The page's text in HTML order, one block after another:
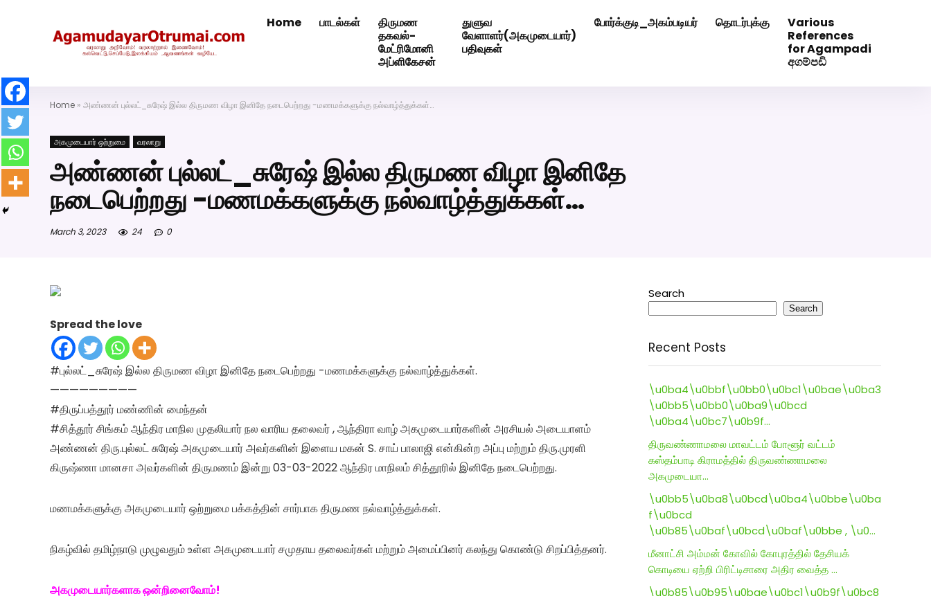
Home பாடல்கள்
திருமண
தகவல்-
மேட்ரிமோனி
அப்ளிகேசன்
துளுவ
வேளாளர்(அகமுடையார்)
பதிவுகள்
போர்க்குடி_அகம்படியர் தொடர்புக்கு
Various
References
for Agampadi
අගම්පඩි
Home » அண்ணன் புல்லட்_சுரேஷ் இல்ல திருமண விழா இனிதே நடைபெற்றது -மணமக்களுக்கு நல்வாழ்த்துக்கள்…
அகமுடையார் ஒற்றுமை வரலாறு
அண்ணன் புல்லட்_சுரேஷ் இல்ல திருமண விழா இனிதே
நடைபெற்றது -மணமக்களுக்கு நல்வாழ்த்துக்கள்…
March 3, 2023 24 0
Spread the love
#புல்லட்_சுரேஷ் இல்ல திருமண விழா இனிதே நடைபெற்றது -மணமக்களுக்கு நல்வாழ்த்துக்கள்.
—————————
#திருப்பத்தூர் மண்ணின் மைந்தன்
#சித்தூர் சிங்கம் ஆந்திர மாநில முதலியார் நல வாரிய தலைவர் , ஆந்திரா வாழ் அகமுடையார்களின் அரசியல் அடையாளம்
அண்ணன் திரு.புல்லட் சுரேஷ் அகமுடையார் அவர்களின் இளைய மகன் S. சாய் பாலாஜி என்கின்ற அப்பு மற்றும் திரு.முரளி
கிருஷ்ணா மானசா அவர்களின் திருமணம் இன்று 03-03-2022 ஆந்திர மாநிலம் சித்தூரில் இனிதே நடைபெற்றது.
மணமக்களுக்கு அகமுடையார் ஒற்றுமை பக்கத்தின் சார்பாக திருமண நல்வாழ்த்துக்கள்.
நிகழ்வில் தமிழ்நாடு முழுவதும் உள்ள அகமுடையார் சமுதாய தலைவர்கள் மற்றும் அமைப்பினர் கலந்து கொண்டு சிறப்பித்தனர்.
அகமுடையார்களாக ஒன்றினைவோம்!
Search
Search
Recent Posts
\u0ba4\u0bbf\u0bb0\u0bc1\u0bae\u0ba3
\u0bb5\u0bb0\u0ba9\u0bcd
\u0ba4\u0bc7\u0b9f…
திருவண்ணாமலை மாவட்டம் போளூர் வட்டம்
கஸ்தம்பாடி கிராமத்தில் திருவண்ணாமலை
அகமுடையா…
\u0bb5\u0ba8\u0bcd\u0ba4\u0bbe\u0ba
f\u0bcd
\u0b85\u0baf\u0bcd\u0baf\u0bbe , \u0…
மீனாட்சி அம்மன் கோவில் கோபுரத்தில் தேசியக்
கொடியை ஏற்றி பிரிட்டிசாரை அதிர வைத்த …
\u0b85\u0b95\u0bae\u0bc1\u0b9f\u0bc8
அகமுடையார் திருமண வரன்களுக்கு அகமுடையார்மேட்ரி-பெண் வீட்டாருக்கு 100% இலவச திருமண சேவை! வாட்ஸப் எண்: 7200507629 Click Here to Download Matrimony App